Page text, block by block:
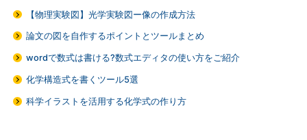
【物理実験図】光学実験図ー像の作成方法
論文の図を自作するポイントとツールまとめ
wordで数式は書ける?数式エディタの使い方をご紹介
化学構造式を書くツール5選
科学イラストを活用する化学式の作り方